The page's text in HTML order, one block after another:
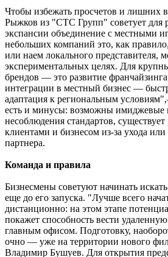
Чтобы избежать просчетов и лишних
Рыжков из "СТС Групп" советует для
экспансии объединение с местными
небольших компаний это, как
или наем локального представителя,
экспериментальных целях. Для
брендов — это развитие
интеграции в местный бизнес —
адаптация к региональным
есть и минусы: возможны имиджевые
несоблюдения стандартов, существует
клиентами и бизнесом из-за ухода
партнера.
Команда и правила
Бизнесмены советуют начинать
еще до его запуска. "Лучше всего
дистанционно: на этом этапе
покажет способность вести
главным офисом. Подготовку,
очно — уже на территории нового
Владимир Бушуев. Для открытия